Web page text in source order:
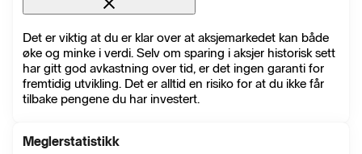
Det er viktig at du er klar over at aksjemarkedet kan både
øke og minke i verdi. Selv om sparing i aksjer historisk sett
har gitt god avkastning over tid, er det ingen garanti for
fremtidig utvikling. Det er alltid en risiko for at du ikke får
tilbake pengene du har investert.
Meglerstatistikk